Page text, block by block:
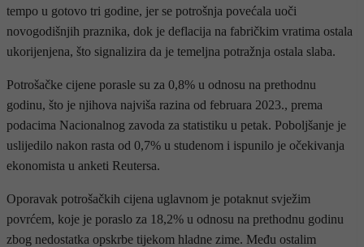
tempo u gotovo tri godine, jer se potrošnja povećala uoči
novogodišnjih praznika, dok je deflacija na fabričkim vratima ostala
ukorijenjena, što signalizira da je temeljna potražnja ostala slaba.
Potrošačke cijene porasle su za 0,8% u odnosu na prethodnu
godinu, što je njihova najviša razina od februara 2023., prema
podacima Nacionalnog zavoda za statistiku u petak. Poboljšanje je
uslijedilo nakon rasta od 0,7% u studenom i ispunilo je očekivanja
ekonomista u anketi Reutersa.
Oporavak potrošačkih cijena uglavnom je potaknut svježim
povrćem, koje je poraslo za 18,2% u odnosu na prethodnu godinu
zbog nedostatka opskrbe tijekom hladne zime. Među ostalim